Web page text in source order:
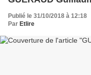
Publié le 31/10/2018 à 12:18
Par Etlire